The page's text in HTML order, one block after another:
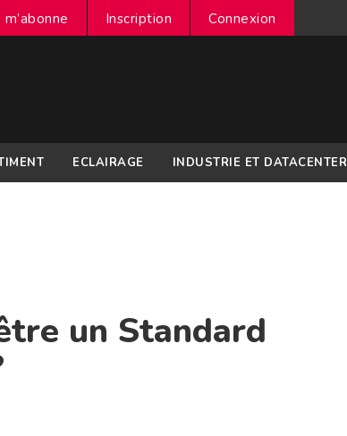
m’abonne Inscription Connexion
ECLAIRAGE INDUSTRIE ET DATACENTER
un Standard